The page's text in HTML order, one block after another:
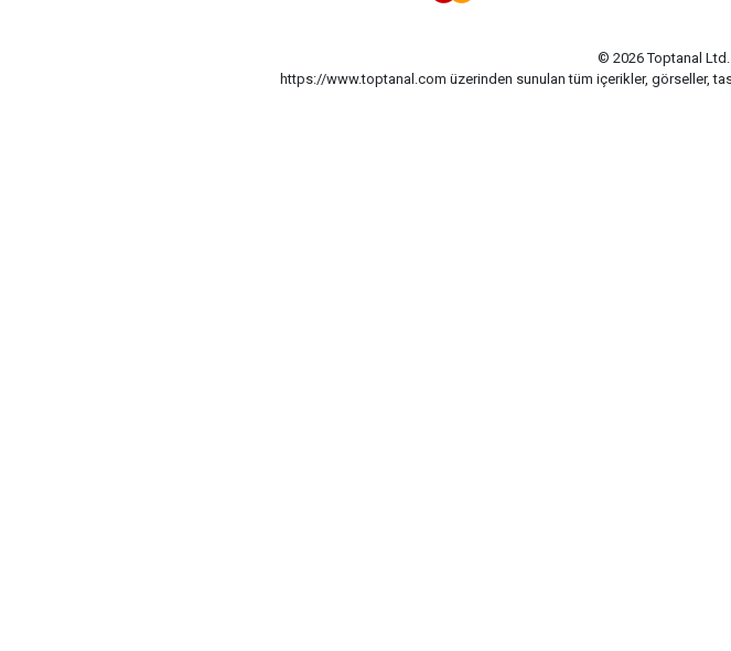
© 2026 Toptanal Ltd.
https://www.toptanal.com üzerinden sunulan tüm içerikler, görseller,